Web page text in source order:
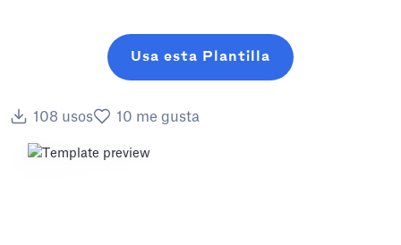
Usa esta Plantilla
108 usos 10 me gusta